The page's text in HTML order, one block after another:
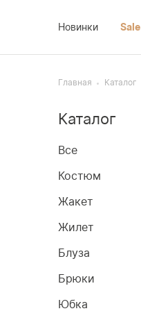
Новинки Sale
Костюм
Жилет
Блуза
Брюки
Юбка
Доставка
Оплата
О компании
Контакты
Главная Каталог
Каталог
Все
Костюм
Жакет
Жилет
Блуза
Брюки
Юбка